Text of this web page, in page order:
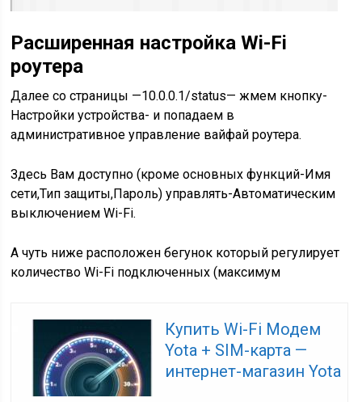
Расширенная настройка Wi-Fi
роутера
Далее со страницы —10.0.0.1/status— жмем кнопку-
Настройки устройства- и попадаем в
административное управление вайфай роутера.
Здесь Вам доступно (кроме основных функций-Имя
сети,Тип защиты,Пароль) управлять-Автоматическим
выключением Wi-Fi.
А чуть ниже расположен бегунок который регулирует
количество Wi-Fi подключенных (максимум
Купить Wi-Fi Модем
Yota + SIM-карта —
интернет-магазин Yota